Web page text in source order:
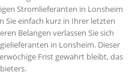
Stromlieferanten in Lonsheim
Sie einfach kurz in Ihrer letzten
Belangen verlassen Sie sich
in Lonsheim. Dieser
Frist gewahrt bleibt, das